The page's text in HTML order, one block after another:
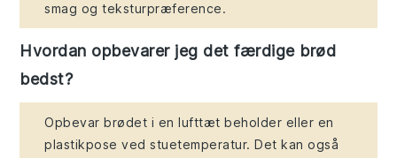
smag og teksturpræference.
Hvordan opbevarer jeg det færdige brød
bedst?
Opbevar brødet i en lufttæt beholder eller en
plastikpose ved stuetemperatur. Det kan også